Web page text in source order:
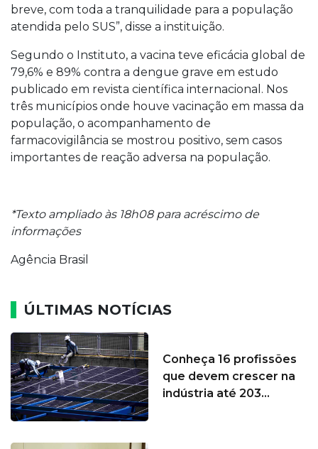
breve, com toda a tranquilidade para a população
atendida pelo SUS”, disse a instituição.
Segundo o Instituto, a vacina teve eficácia global de
79,6% e 89% contra a dengue grave em estudo
publicado em revista científica internacional. Nos
três municípios onde houve vacinação em massa da
população, o acompanhamento de
farmacovigilância se mostrou positivo, sem casos
importantes de reação adversa na população.
*Texto ampliado às 18h08 para acréscimo de
informações
Agência Brasil
ÚLTIMAS NOTÍCIAS
Conheça 16 profissões
que devem crescer na
indústria até 203...